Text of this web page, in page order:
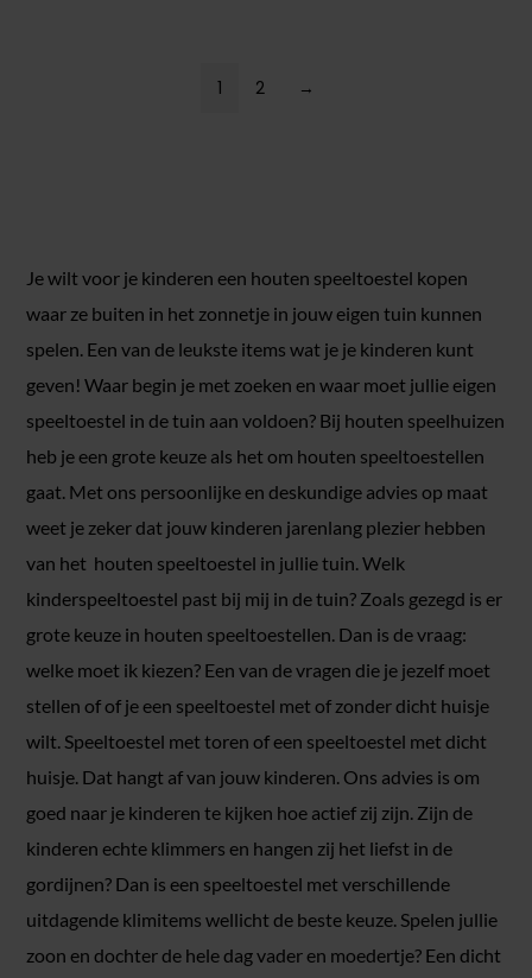
1 2 →
Je wilt voor je kinderen een houten speeltoestel kopen
waar ze buiten in het zonnetje in jouw eigen tuin kunnen
spelen. Een van de leukste items wat je je kinderen kunt
geven! Waar begin je met zoeken en waar moet jullie eigen
speeltoestel in de tuin aan voldoen? Bij houten speelhuizen
heb je een grote keuze als het om houten speeltoestellen
gaat. Met ons persoonlijke en deskundige advies op maat
weet je zeker dat jouw kinderen jarenlang plezier hebben
van het houten speeltoestel in jullie tuin. Welk
kinderspeeltoestel past bij mij in de tuin? Zoals gezegd is er
grote keuze in houten speeltoestellen. Dan is de vraag:
welke moet ik kiezen? Een van de vragen die je jezelf moet
stellen of of je een speeltoestel met of zonder dicht huisje
wilt. Speeltoestel met toren of een speeltoestel met dicht
huisje. Dat hangt af van jouw kinderen. Ons advies is om
goed naar je kinderen te kijken hoe actief zij zijn. Zijn de
kinderen echte klimmers en hangen zij het liefst in de
gordijnen? Dan is een speeltoestel met verschillende
uitdagende klimitems wellicht de beste keuze. Spelen jullie
zoon en dochter de hele dag vader en moedertje? Een dicht